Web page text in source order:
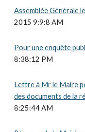
Assemblée Générale
2015 9:9:8 AM
Pour une enquête
8:38:12 PM
Lettre à Mr le Maire
des documents de la
8:25:44 AM